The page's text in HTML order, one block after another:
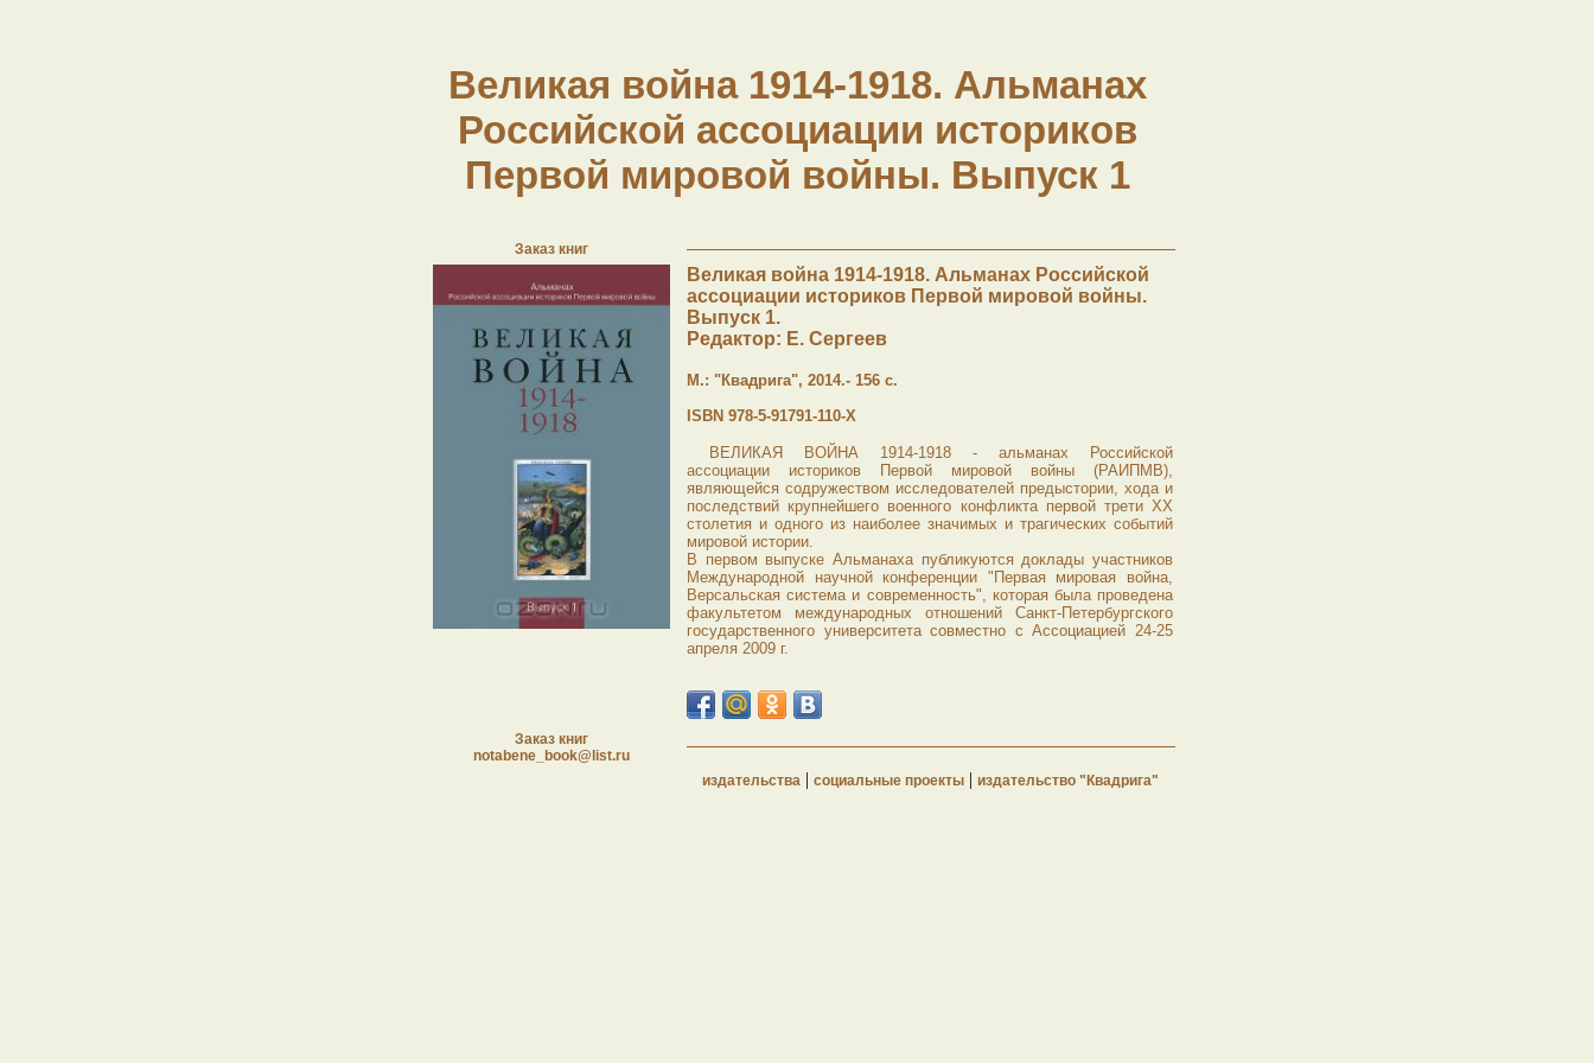
Великая война 1914-1918. Альманах
Российской ассоциации историков
Первой мировой войны. Выпуск 1
Заказ книг
Великая война 1914-1918. Альманах Российской
ассоциации историков Первой мировой войны.
Выпуск 1.
Редактор: Е. Сергеев
М.: "Квадрига", 2014.- 156 с.
ISBN 978-5-91791-110-Х
ВЕЛИКАЯ ВОЙНА 1914-1918 - альманах Российской
ассоциации историков Первой мировой войны (РАИПМВ),
являющейся содружеством исследователей предыстории, хода и
последствий крупнейшего военного конфликта первой трети XX
столетия и одного из наиболее значимых и трагических событий
мировой истории.
В первом выпуске Альманаха публикуются доклады участников
Международной научной конференции "Первая мировая война,
Версальская система и современность", которая была проведена
факультетом международных отношений Санкт-Петербургского
государственного университета совместно с Ассоциацией 24-25
апреля 2009 г.
Заказ книг
notabene_book@list.ru
издательства | социальные проекты| издательство "Квадрига"